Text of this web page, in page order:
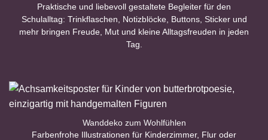
Praktische und liebevoll gestaltete Begleiter für den
Schulalltag: Trinkflaschen, Notizblöcke, Buttons, Sticker und
mehr bringen Freude, Mut und kleine Alltagsfreuden in jeden
Tag.
Wanddeko zum Wohlfühlen
Farbenfrohe Illustrationen für Kinderzimmer, Flur oder